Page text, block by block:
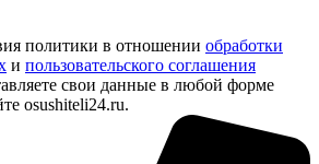
политики в отношении обработки
и пользовательского соглашения
свои данные в любой форме
osushiteli24.ru.